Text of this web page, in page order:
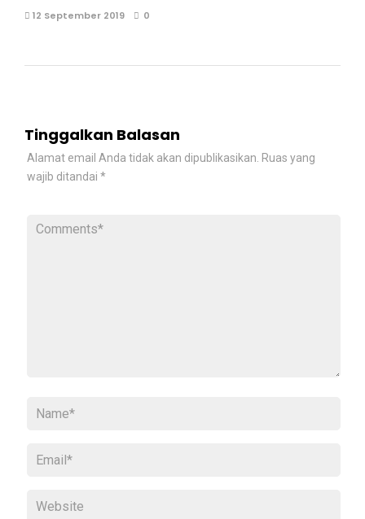
12 September 2019 0
Tinggalkan Balasan
Alamat email Anda tidak akan dipublikasikan. Ruas yang
wajib ditandai *